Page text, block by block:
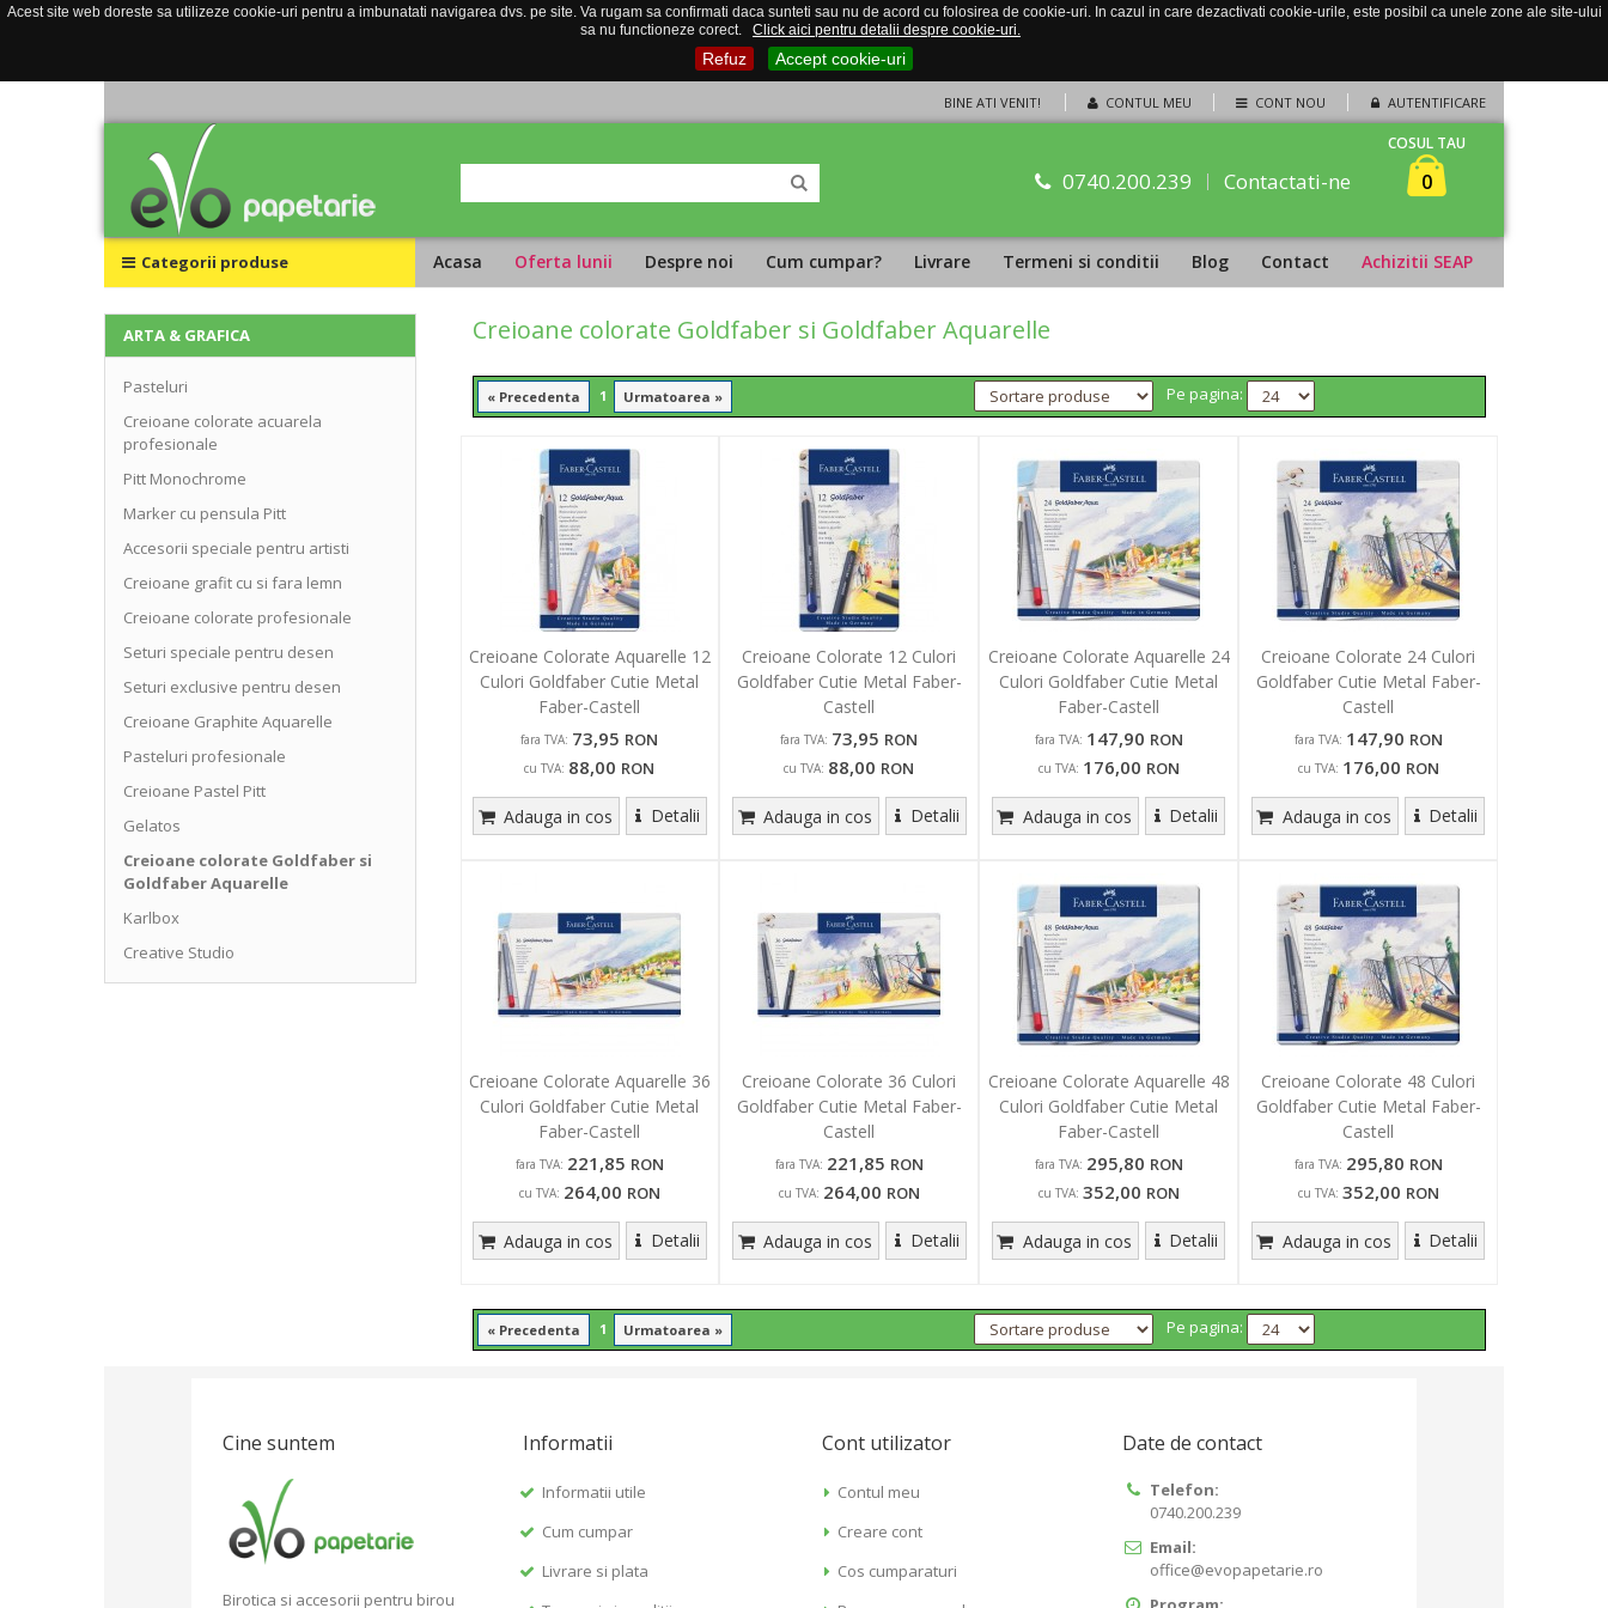
Acest site web doreste sa utilizeze cookie-uri pentru a imbunatati navigarea dvs. pe site. Va rugam sa confirmati daca sunteti sau nu de acord cu folosirea de cookie-uri. In cazul in care dezactivati cookie-urile, este posibil ca unele zone ale site-ului
sa nu functioneze corect.
Click aici pentru detalii despre cookie-uri.
Refuz Accept cookie-uri
CONTUL MEU CONT NOU AUTENTIFICARE
BINE ATI VENIT!
0740.200.239 Contactati-ne
COSUL TAU
0
Categorii produse Acasa Oferta lunii Despre noi Cum cumpar? Livrare Termeni si conditii Blog Contact Achizitii SEAP
Creioane colorate Goldfaber si Goldfaber Aquarelle
« Precedenta 1 Urmatoarea » Pe pagina:
Creioane Colorate Aquarelle 12
Culori Goldfaber Cutie Metal
Faber-Castell
fara TVA: 73,95 RON
cu TVA: 88,00 RON
Adauga in cos Detalii
Creioane Colorate 12 Culori
Goldfaber Cutie Metal Faber-
Castell
fara TVA: 73,95 RON
cu TVA: 88,00 RON
Adauga in cos Detalii
Creioane Colorate Aquarelle 24
Culori Goldfaber Cutie Metal
Faber-Castell
fara TVA: 147,90 RON
cu TVA: 176,00 RON
Adauga in cos Detalii
Creioane Colorate 24 Culori
Goldfaber Cutie Metal Faber-
Castell
fara TVA: 147,90 RON
cu TVA: 176,00 RON
Adauga in cos Detalii
Creioane Colorate Aquarelle 36
Culori Goldfaber Cutie Metal
Faber-Castell
fara TVA: 221,85 RON
cu TVA: 264,00 RON
Adauga in cos Detalii
Creioane Colorate 36 Culori
Goldfaber Cutie Metal Faber-
Castell
fara TVA: 221,85 RON
cu TVA: 264,00 RON
Adauga in cos Detalii
Creioane Colorate Aquarelle 48
Culori Goldfaber Cutie Metal
Faber-Castell
fara TVA: 295,80 RON
cu TVA: 352,00 RON
Adauga in cos Detalii
Creioane Colorate 48 Culori
Goldfaber Cutie Metal Faber-
Castell
fara TVA: 295,80 RON
cu TVA: 352,00 RON
Adauga in cos Detalii
« Precedenta 1 Urmatoarea » Pe pagina:
ARTA & GRAFICA
Pasteluri
Creioane colorate acuarela
profesionale
Pitt Monochrome
Marker cu pensula Pitt
Accesorii speciale pentru artisti
Creioane grafit cu si fara lemn
Creioane colorate profesionale
Seturi speciale pentru desen
Seturi exclusive pentru desen
Creioane Graphite Aquarelle
Pasteluri profesionale
Creioane Pastel Pitt
Gelatos
Creioane colorate Goldfaber si
Goldfaber Aquarelle
Karlbox
Creative Studio
Cine suntem
Birotica si accesorii pentru birou
Informatii
Informatii utile
Cum cumpar
Livrare si plata
Cont utilizator
Contul meu
Creare cont
Cos cumparaturi
Date de contact
Telefon:
0740.200.239
Email:
office@evopapetarie.ro